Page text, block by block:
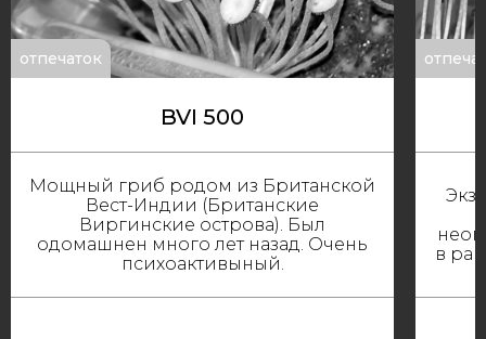
отпечаток
BVI 500
Мощный гриб родом из Британской
Вест-Индии (Британские
Виргинские острова). Был
одомашнен много лет назад. Очень
психоактивыный.
в